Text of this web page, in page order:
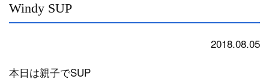
Windy SUP
2018.08.05
本日は親子でSUP